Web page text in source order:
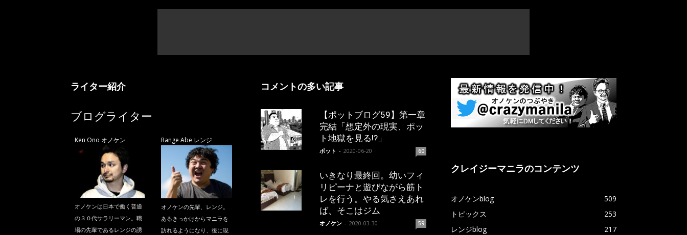
ライター紹介
ブログライター
Ken Ono オノケン
オノケンは日本で働く普通
の３０代サラリーマン。職
場の先輩であるレンジの誘
Range Abe レンジ
オノケンの先輩、レンジ。
あるきっかけからマニラを
訪れるようになり、後に現
コメントの多い記事
【ポットブログ59】第一章
完結「想定外の現実、ポッ
ト地獄を見る!?」
ポット - 2020-06-20 60
いきなり最終回。幼いフィ
リピーナと遊びながら筋ト
レを行う。やる気さえあれ
ば、そこはジム
オノケン - 2020-03-30 59
クレイジーマニラのコンテンツ
オノケンblog
509
トピックス
253
レンジblog
217